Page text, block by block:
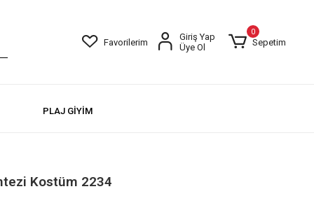
Favorilerim
Giriş Yap
Üye Ol
0
Sepetim
PLAJ GİYİM
Kostüm 2234